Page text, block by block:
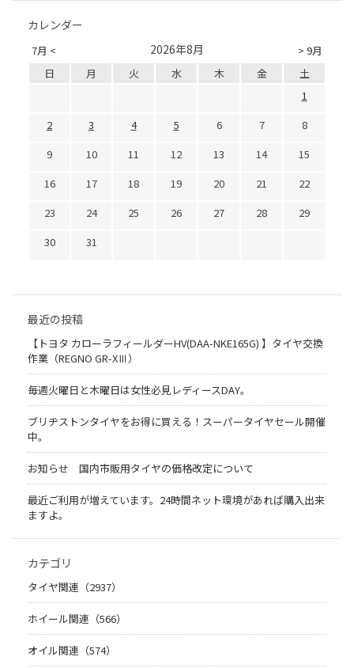
カレンダー
7月 < > 9月
2026年8月
日 月 火 水 木 金
土
1
2
3 4 5 6 7
8
9
10 11 12 13 14
15
16
17 18 19 20 21
22
23
24 25 26 27 28
29
30
31
最近の投稿
【トヨタ カローラフィールダーHV(DAA-NKE165G) 】タイヤ交換
作業（REGNO GR-XⅢ）
毎週火曜日と木曜日は女性必見レディースDAY。
ブリヂストンタイヤをお得に買える！スーパータイヤセール開催
中。
お知らせ 国内市販用タイヤの価格改定について
最近ご利用が増えています。24時間ネット環境があれば購入出来
ますよ。
カテゴリ
タイヤ関連（2937）
ホイール関連（566）
オイル関連（574）